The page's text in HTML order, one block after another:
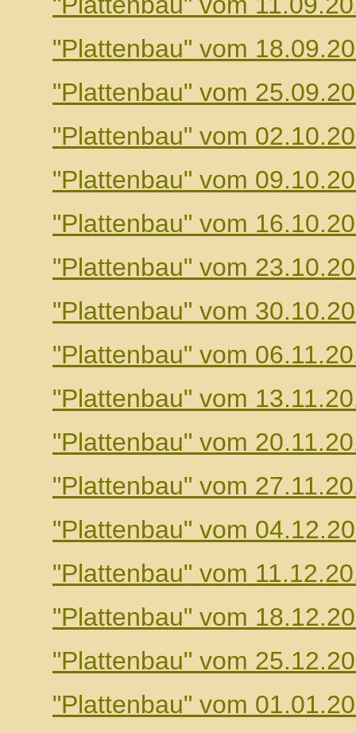
"Plattenbau" vom
"Plattenbau" vom
"Plattenbau" vom
"Plattenbau" vom
"Plattenbau" vom
"Plattenbau" vom
"Plattenbau" vom
"Plattenbau" vom
"Plattenbau" vom
"Plattenbau" vom
"Plattenbau" vom
"Plattenbau" vom
"Plattenbau" vom
"Plattenbau" vom
"Plattenbau" vom
"Plattenbau" vom